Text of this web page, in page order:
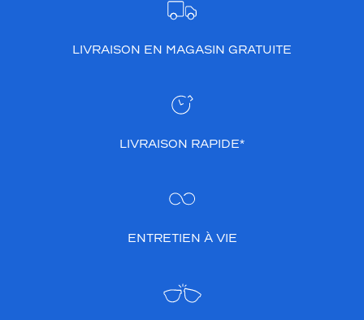
LIVRAISON EN MAGASIN GRATUITE
LIVRAISON RAPIDE*
ENTRETIEN À VIE